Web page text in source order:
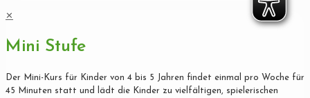
✕
Mini Stufe
Der Mini-Kurs für Kinder von 4 bis 5 Jahren findet einmal pro Woche für
45 Minuten statt und lädt die Kinder zu vielfältigen, spielerischen